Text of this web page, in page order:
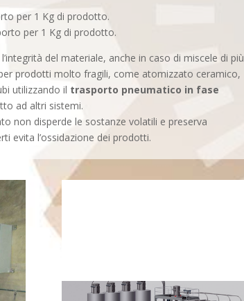
per 1 Kg di prodotto.
per 1 Kg di prodotto.
del materiale, anche in caso di miscele di più
prodotti molto fragili, come atomizzato ceramico,
utilizzando il trasporto pneumatico in fase
ad altri sistemi.
non disperde le sostanze volatili e preserva
evita l’ossidazione dei prodotti.